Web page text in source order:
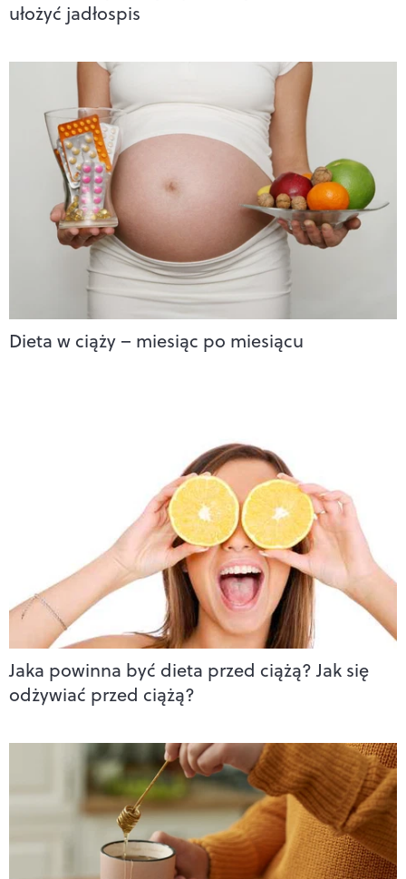
ułożyć jadłospis
Dieta w ciąży – miesiąc po miesiącu
Jaka powinna być dieta przed ciążą? Jak się
odżywiać przed ciążą?